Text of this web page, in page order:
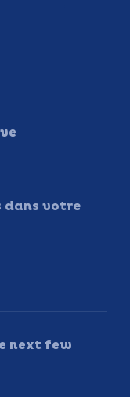
dans votre
next few